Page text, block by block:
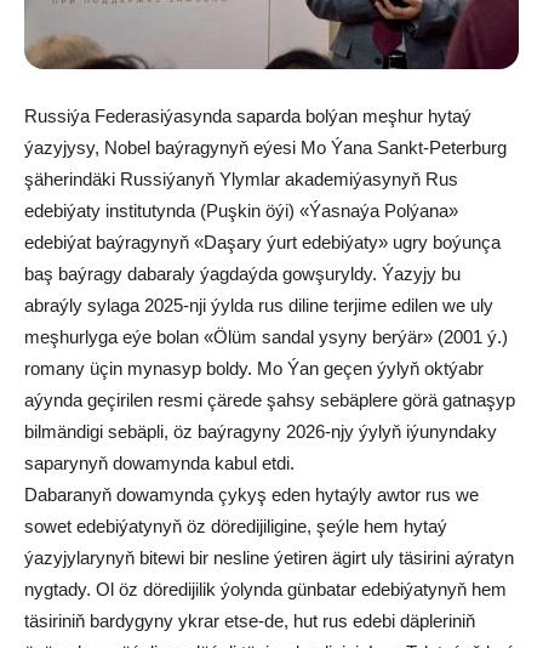
Russiýa Federasiýasynda saparda bolýan meşhur hytaý
ýazyjysy, Nobel baýragynyň eýesi Mo Ýana Sankt-Peterburg
şäherindäki Russiýanyň Ylymlar akademiýasynyň Rus
edebiýaty institutynda (Puşkin öýi) «Ýasnaýa Polýana»
edebiýat baýragynyň «Daşary ýurt edebiýaty» ugry boýunça
baş baýragy dabaraly ýagdaýda gowşuryldy. Ýazyjy bu
abraýly sylaga 2025-nji ýylda rus diline terjime edilen we uly
meşhurlyga eýe bolan «Ölüm sandal ysyny berýär» (2001 ý.)
romany üçin mynasyp boldy. Mo Ýan geçen ýylyň oktýabr
aýynda geçirilen resmi çärede şahsy sebäplere görä gatnaşyp
bilmändigi sebäpli, öz baýragyny 2026-njy ýylyň iýunyndaky
saparynyň dowamynda kabul etdi.
Dabaranyň dowamynda çykyş eden hytaýly awtor rus we
sowet edebiýatynyň öz döredijiligine, şeýle hem hytaý
ýazyjylarynyň bitewi bir nesline ýetiren ägirt uly täsirini aýratyn
nygtady. Ol öz döredijilik ýolynda günbatar edebiýatynyň hem
täsiriniň bardygyny ykrar etse-de, hut rus edebi däpleriniň